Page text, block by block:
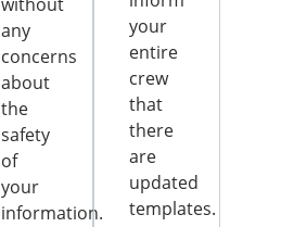
any
concerns
about
the
safety
of
your
information.
your
entire
crew
that
there
are
updated
templates.